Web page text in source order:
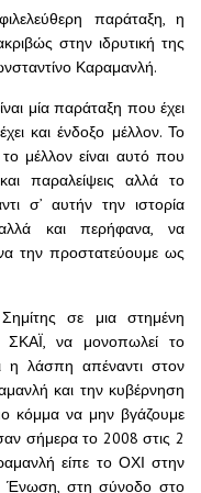
παράταξη, η
στην ιδρυτική της
Καραμανλή.
μία παράταξη που έχει
και ένδοξο μέλλον. Το
μέλλον είναι αυτό που
παραλείψεις αλλά το
σ’ αυτήν την ιστορία
και περήφανα, να
την προστατεύουμε ως
σε μια στημένη
ΣΚΑΪ, να μονοπωλεί το
η λάσπη απέναντι στον
και την κυβέρνηση
κόμμα να μην βγάζουμε
σήμερα το 2008 στις 2
είπε το ΟΧΙ στην
Ένωση, στη σύνοδο στο